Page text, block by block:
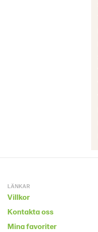
LÄNKAR
Villkor
Kontakta oss
Mina favoriter